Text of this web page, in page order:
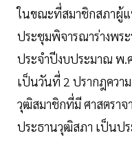
ในขณะที่สมาชิกสภาผู้แ
ประชุมพิจารณาร่างพร
ประจำปีงบประมาณ พ.
เป็นวันที่ 2 ปรากฎควา
วุฒิสมาชิกที่มี ศาสตรา
ประธานวุฒิสภา เป็นป